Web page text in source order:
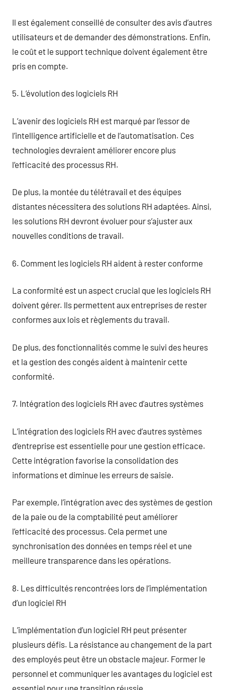
Il est également conseillé de consulter des avis d’autres
utilisateurs et de demander des démonstrations. Enfin,
le coût et le support technique doivent également être
pris en compte.
5. L’évolution des logiciels RH
L’avenir des logiciels RH est marqué par l’essor de
l’intelligence artificielle et de l’automatisation. Ces
technologies devraient améliorer encore plus
l’efficacité des processus RH.
De plus, la montée du télétravail et des équipes
distantes nécessitera des solutions RH adaptées. Ainsi,
les solutions RH devront évoluer pour s’ajuster aux
nouvelles conditions de travail.
6. Comment les logiciels RH aident à rester conforme
La conformité est un aspect crucial que les logiciels RH
doivent gérer. Ils permettent aux entreprises de rester
conformes aux lois et règlements du travail.
De plus, des fonctionnalités comme le suivi des heures
et la gestion des congés aident à maintenir cette
conformité.
7. Intégration des logiciels RH avec d’autres systèmes
L’intégration des logiciels RH avec d’autres systèmes
d’entreprise est essentielle pour une gestion efficace.
Cette intégration favorise la consolidation des
informations et diminue les erreurs de saisie.
Par exemple, l’intégration avec des systèmes de gestion
de la paie ou de la comptabilité peut améliorer
l’efficacité des processus. Cela permet une
synchronisation des données en temps réel et une
meilleure transparence dans les opérations.
8. Les difficultés rencontrées lors de l’implémentation
d’un logiciel RH
L’implémentation d’un logiciel RH peut présenter
plusieurs défis. La résistance au changement de la part
des employés peut être un obstacle majeur. Former le
personnel et communiquer les avantages du logiciel est
essentiel pour une transition réussie.